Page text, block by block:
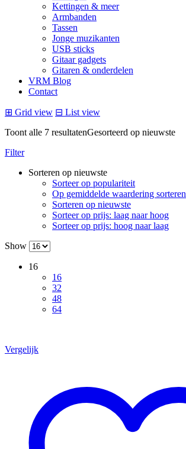
Kettingen & meer
Armbanden
Tassen
Jonge muzikanten
USB sticks
Gitaar gadgets
Gitaren & onderdelen
VRM Blog
Contact
⊞ Grid view ⊟ List view
Toont alle 7 resultatenGesorteerd op nieuwste
Filter
Sorteren op nieuwste
Sorteer op populariteit
Op gemiddelde waardering sorteren
Sorteren op nieuwste
Sorteer op prijs: laag naar hoog
Sorteer op prijs: hoog naar laag
Show
16
16
32
48
64
Vergelijk